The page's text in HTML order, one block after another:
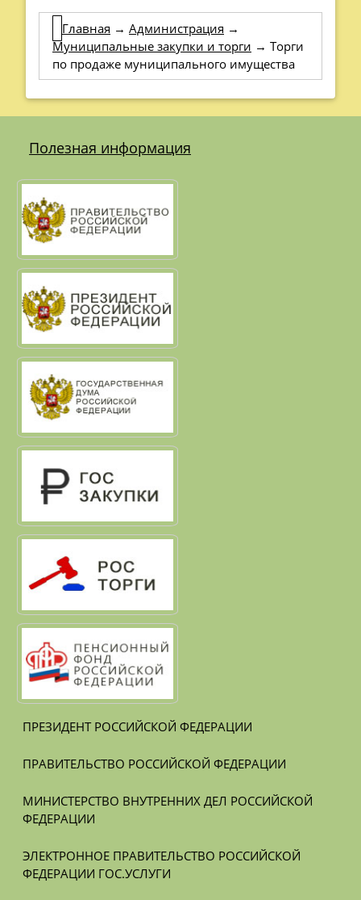
Главная → Администрация →
Муниципальные закупки и торги → Торги
по продаже муниципального имущества
Полезная информация
ПРЕЗИДЕНТ РОССИЙСКОЙ ФЕДЕРАЦИИ
ПРАВИТЕЛЬСТВО РОССИЙСКОЙ ФЕДЕРАЦИИ
МИНИСТЕРСТВО ВНУТРЕННИХ ДЕЛ РОССИЙСКОЙ
ФЕДЕРАЦИИ
ЭЛЕКТРОННОЕ ПРАВИТЕЛЬСТВО РОССИЙСКОЙ
ФЕДЕРАЦИИ ГОС.УСЛУГИ